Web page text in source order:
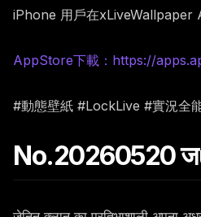
iPhone 用戶在xLiveWallpaper
AppStore下載：https://
#動態壁紙 #LockLive #實況全
No.20260520